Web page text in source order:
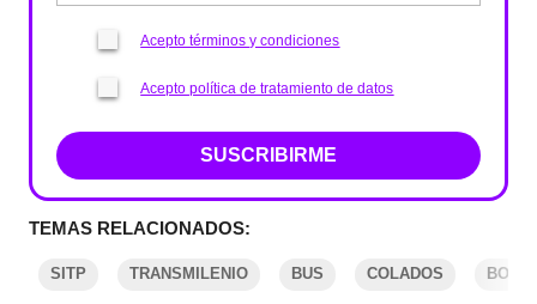
Acepto términos y condiciones
Acepto política de tratamiento de datos
SUSCRIBIRME
TEMAS RELACIONADOS:
SITP TRANSMILENIO BUS COLADOS